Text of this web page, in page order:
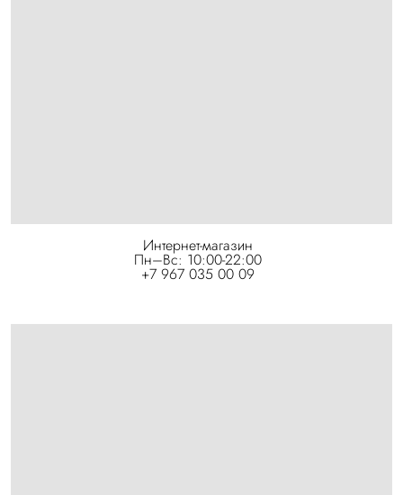
Интернет-магазин
Пн–Вс: 10:00-22:00
+7 967 035 00 09